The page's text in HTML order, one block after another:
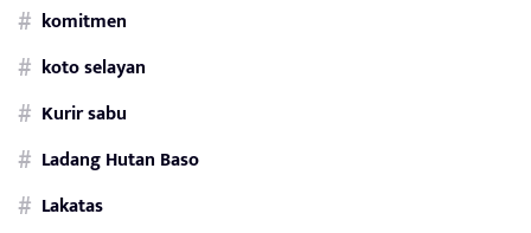
komitmen
koto selayan
Kurir sabu
Ladang Hutan Baso
Lakatas